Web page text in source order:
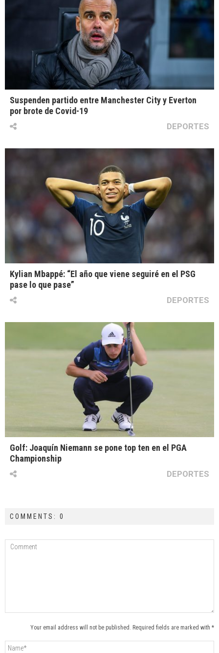
Suspenden partido entre Manchester City y Everton
por brote de Covid-19
DEPORTES
Kylian Mbappé: “El año que viene seguiré en el PSG
pase lo que pase”
DEPORTES
Golf: Joaquín Niemann se pone top ten en el PGA
Championship
DEPORTES
COMMENTS: 0
Your email address will not be published. Required fields are marked with *